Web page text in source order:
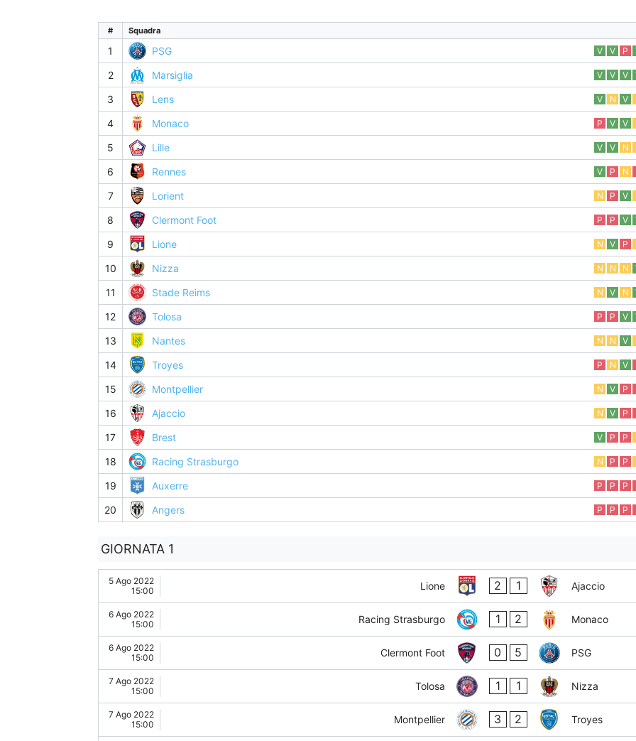
# Squadra
1 PSG V V P
2
Marsiglia V V V
3
Lens V N V
4
Monaco P V V
5
Lille V V N
6
Rennes V P N
7
Lorient N P V
8
Clermont Foot P P V
9
Lione N V P
10
Nizza N N N
11
Stade Reims N V N
12
Tolosa P P V
13
Nantes N N V
14
Troyes P N V
15
Montpellier N V P
16
Ajaccio N V P
17
Brest V P P
18
Racing Strasburgo N P P
19
Auxerre P P P
20
Angers P P P
GIORNATA 1
5 Ago 2022
15:00
Lione 2 1 Ajaccio
6 Ago 2022
15:00
Racing Strasburgo 1 2 Monaco
6 Ago 2022
15:00
Clermont Foot 0 5 PSG
7 Ago 2022
15:00
Tolosa 1 1 Nizza
7 Ago 2022
15:00
Montpellier 3 2 Troyes